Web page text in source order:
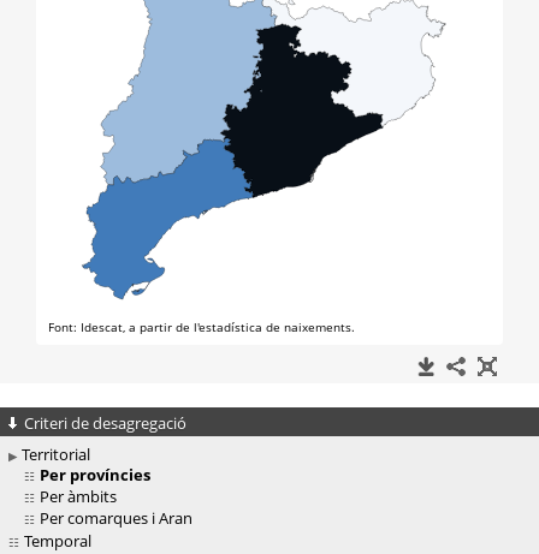
Criteri de desagregació
Territorial
Per províncies
Per àmbits
Per comarques i Aran
Temporal